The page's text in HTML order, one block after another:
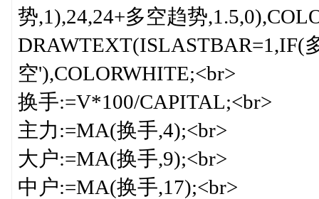
势,1),24,24+多空趋势
DRAWTEXT(ISLASTBAR=1,IF(
空'),COLORWHITE;<br>
换手:=V*100/CAPITAL;<br>
主力:=MA(换手,4);<br>
大户:=MA(换手,9);<br>
中户:=MA(换手,17);<br>